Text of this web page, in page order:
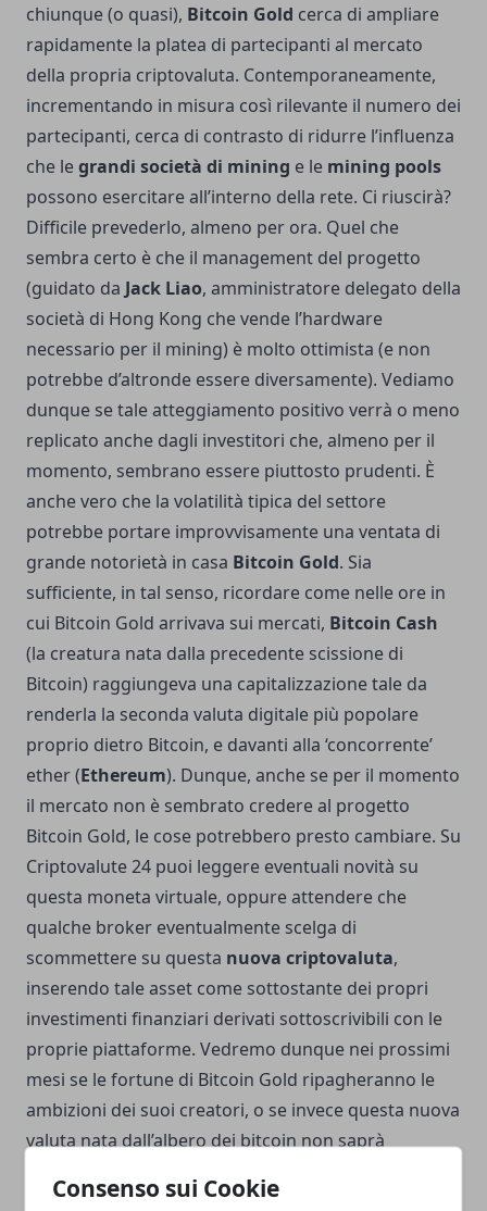
Consenso sui Cookie
chiunque (o quasi), Bitcoin Gold cerca di ampliare
rapidamente la platea di partecipanti al mercato
della propria criptovaluta. Contemporaneamente,
incrementando in misura così rilevante il numero dei
partecipanti, cerca di contrasto di ridurre l’influenza
che legrandi società di mining e le mining pools
possono esercitare all’interno della rete. Ci riuscirà?
Difficile prevederlo, almeno per ora. Quel che
sembra certo è che il management del progetto
(guidato da Jack Liao, amministratore delegato della
società di Hong Kong che vende l’hardware
necessario per il mining) è molto ottimista (e non
potrebbe d’altronde essere diversamente). Vediamo
dunque se tale atteggiamento positivo verrà o meno
replicato anche dagli investitori che, almeno per il
momento, sembrano essere piuttosto prudenti. È
anche vero che la volatilità tipica del settore
potrebbe portare improvvisamente una ventata di
grande notorietà in casa Bitcoin Gold. Sia
sufficiente, in tal senso, ricordare come nelle ore in
cui Bitcoin Gold arrivava sui mercati, Bitcoin Cash
(la creatura nata dalla precedente scissione di
Bitcoin) raggiungeva una capitalizzazione tale da
renderla la seconda valuta digitale più popolare
proprio dietro Bitcoin, e davanti alla ‘concorrente’
ether (Ethereum). Dunque, anche se per il momento
il mercato non è sembrato credere al progetto
Bitcoin Gold, le cose potrebbero presto cambiare. Su
Criptovalute 24 puoi leggere eventuali novità su
questa moneta virtuale, oppure attendere che
qualche broker eventualmente scelga di
scommettere su questa nuova criptovaluta,
inserendo tale asset come sottostante dei propri
investimenti finanziari derivati sottoscrivibili con le
proprie piattaforme. Vedremo dunque nei prossimi
mesi se le fortune di Bitcoin Gold ripagheranno le
ambizioni dei suoi creatori, o se invece questa nuova
valuta nata dall’albero dei bitcoin non saprà